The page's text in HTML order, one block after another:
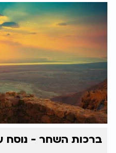
ברכות השחר - נוסח